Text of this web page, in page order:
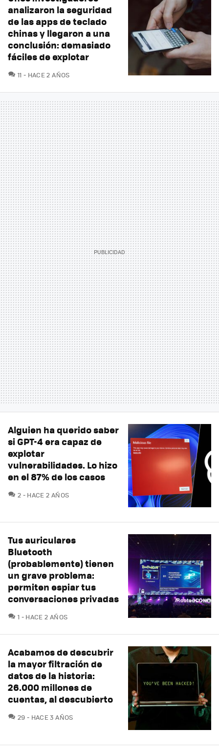
analizaron la seguridad
de las apps de teclado
chinas y llegaron a una
conclusión: demasiado
fáciles de explotar
11 COMENTARIOS
HACE 2 AÑOS
Alguien ha querido saber
si GPT-4 era capaz de
explotar
vulnerabilidades. Lo hizo
en el 87% de los casos
2 COMENTARIOS
HACE 2 AÑOS
Tus auriculares
Bluetooth
(probablemente) tienen
un grave problema:
permiten espiar tus
conversaciones privadas
1 COMENTARIOS
HACE 2 AÑOS
Acabamos de descubrir
la mayor filtración de
datos de la historia:
26.000 millones de
cuentas, al descubierto
29 COMENTARIOS
HACE 3 AÑOS